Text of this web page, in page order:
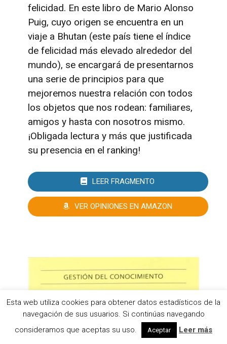
felicidad. En este libro de Mario Alonso
Puig, cuyo origen se encuentra en un
viaje a Bhutan (este país tiene el índice
de felicidad más elevado alrededor del
mundo), se encargará de presentarnos
una serie de principios para que
mejoremos nuestra relación con todos
los objetos que nos rodean: familiares,
amigos y hasta con nosotros mismo.
¡Obligada lectura y más que justificada
su presencia en el ranking!
LEER FRAGMENTO
VER OPINIONES EN AMAZON
Esta web utiliza cookies para obtener datos estadísticos de la
navegación de sus usuarios. Si continúas navegando
consideramos que aceptas su uso.
Aceptar Leer más